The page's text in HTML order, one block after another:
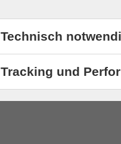
Technisch
Tracking und